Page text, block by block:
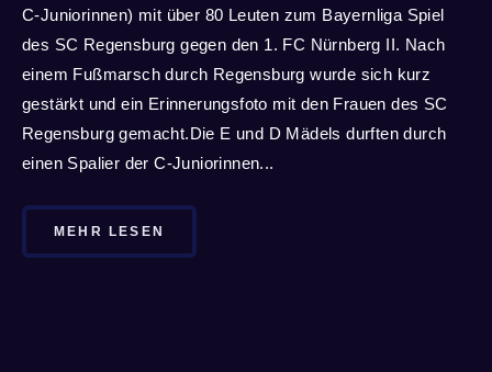
C-Juniorinnen) mit über 80 Leuten zum Bayernliga Spiel
des SC Regensburg gegen den 1. FC Nürnberg II. Nach
einem Fußmarsch durch Regensburg wurde sich kurz
gestärkt und ein Erinnerungsfoto mit den Frauen des SC
Regensburg gemacht.Die E und D Mädels durften durch
einen Spalier der C-Juniorinnen...
MEHR LESEN